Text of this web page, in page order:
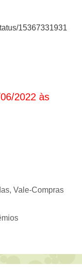
15367331931
2022 às
, Vale-Compras